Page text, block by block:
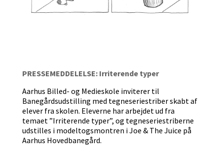
PRESSEMEDDELELSE: Irriterende typer
Aarhus Billed- og Medieskole inviterer til
Banegårdsudstilling med tegneseriestriber skabt af
elever fra skolen. Eleverne har arbejdet ud fra
temaet ”Irriterende typer”, og tegneseriestriberne
udstilles i modeltogsmontren i Joe & The Juice på
Aarhus Hovedbanegård.